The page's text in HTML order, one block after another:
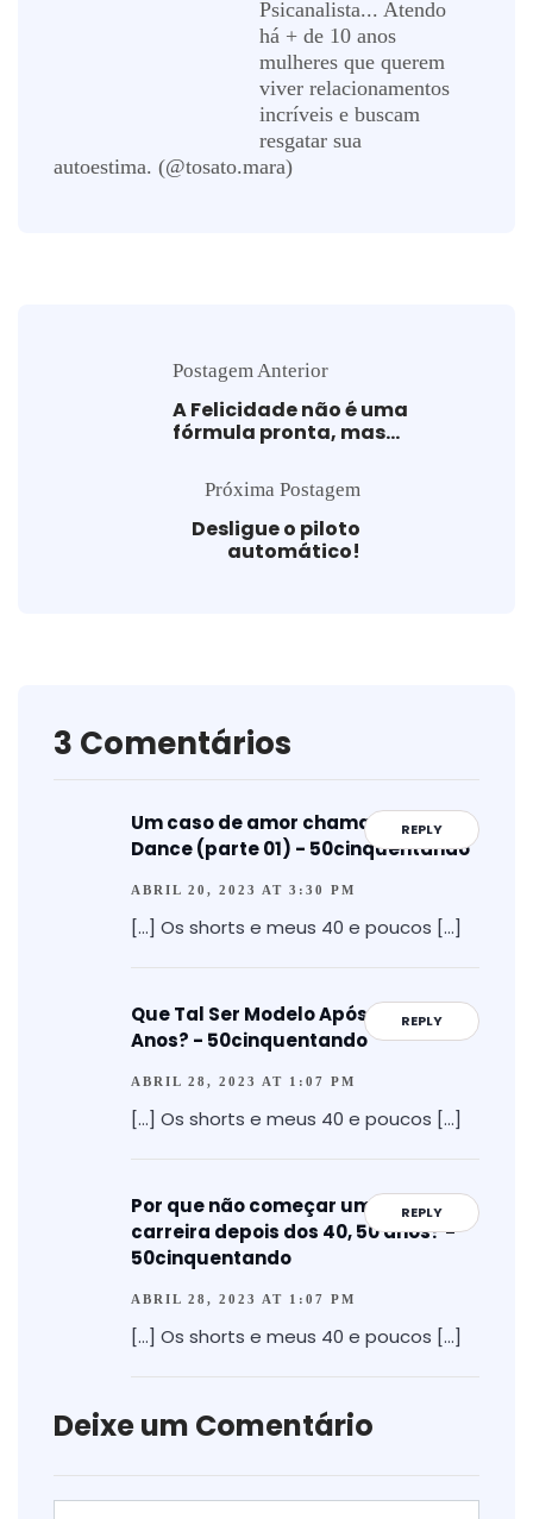
Psicanalista... Atendo
há + de 10 anos
mulheres que querem
viver relacionamentos
incríveis e buscam
resgatar sua
autoestima. (@tosato.mara)
Postagem Anterior
A Felicidade não é uma
fórmula pronta, mas…
Próxima Postagem
Desligue o piloto
automático!
3 Comentários
REPLY
Um caso de amor chamado Pole
Dance (parte 01) - 50cinquentando
ABRIL 20, 2023 AT 3:30 PM
[…] Os shorts e meus 40 e poucos […]
REPLY
Que Tal Ser Modelo Após os 50
Anos? - 50cinquentando
ABRIL 28, 2023 AT 1:07 PM
[…] Os shorts e meus 40 e poucos […]
REPLY
Por que não começar uma nova
carreira depois dos 40, 50 anos? -
50cinquentando
ABRIL 28, 2023 AT 1:07 PM
[…] Os shorts e meus 40 e poucos […]
Deixe um Comentário